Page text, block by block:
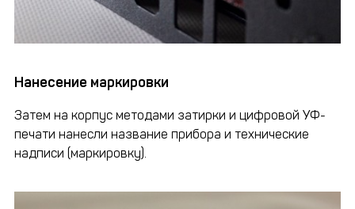
Нанесение маркировки
Затем на корпус методами затирки и цифровой УФ-
печати нанесли название прибора и технические
надписи (маркировку).